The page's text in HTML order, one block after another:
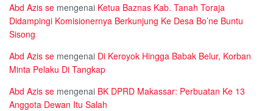
Abd Azis se mengenai Ketua Baznas Kab. Tanah Toraja
Didampingi Komisionernya Berkunjung Ke Desa Bo’ne Buntu
Sisong
Abd Azis se mengenai Di Keroyok Hingga Babak Belur, Korban
Minta Pelaku Di Tangkap
Abd Azis se mengenai BK DPRD Makassar: Perbuatan Ke 13
Anggota Dewan Itu Salah